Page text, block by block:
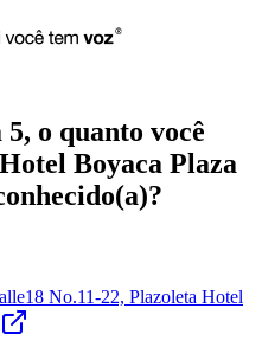
5, o quanto você
Boyaca Plaza
?
No.11-22, Plazoleta Hotel